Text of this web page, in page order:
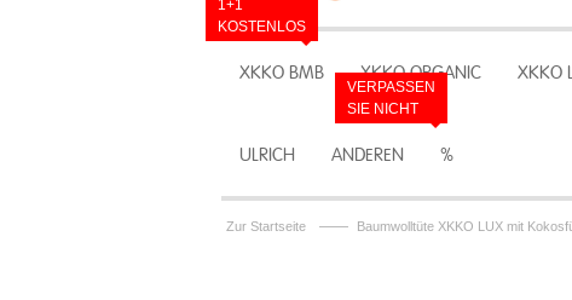
XKKO BMB
1+1
KOSTENLOS
XKKO ORGANIC XKKO
ULRICH ANDEREN %
VERPASSEN
SIE NICHT
Zur Startseite —— Baumwolltüte XKKO LUX mit